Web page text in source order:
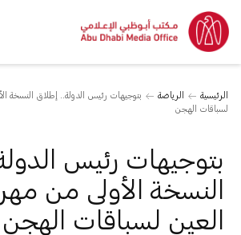
الرئيسية الرياضة
بتوجيهات رئيس الدولة.. إطلاق النسخة
لسباقات الهجن
بتوجيهات رئيس
النسخة الأولى من
العين لسباقات الهجن